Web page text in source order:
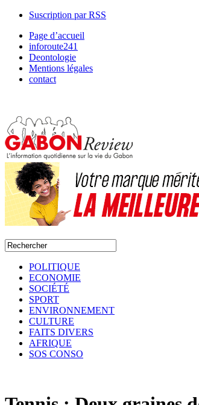
Suscription par RSS
Page d’accueil
inforoute241
Deontologie
Mentions légales
contact
POLITIQUE
ECONOMIE
SOCIÉTÉ
SPORT
ENVIRONNEMENT
CULTURE
FAITS DIVERS
AFRIQUE
SOS CONSO